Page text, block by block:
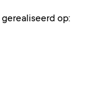
gerealiseerd op: